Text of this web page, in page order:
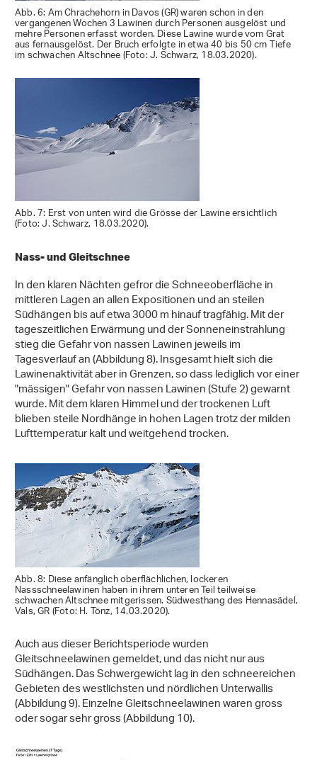
Abb. 6: Am Chrachehorn in Davos (GR) waren schon in den
vergangenen Wochen 3 Lawinen durch Personen ausgelöst und
mehre Personen erfasst worden. Diese Lawine wurde vom Grat
aus fernausgelöst. Der Bruch erfolgte in etwa 40 bis 50 cm Tiefe
im schwachen Altschnee (Foto: J. Schwarz, 18.03.2020).
Abb. 7: Erst von unten wird die Grösse der Lawine ersichtlich
(Foto: J. Schwarz, 18.03.2020).
Nass- und Gleitschnee
In den klaren Nächten gefror die Schneeoberfläche in
mittleren Lagen an allen Expositionen und an steilen
Südhängen bis auf etwa 3000 m hinauf tragfähig. Mit der
tageszeitlichen Erwärmung und der Sonneneinstrahlung
stieg die Gefahr von nassen Lawinen jeweils im
Tagesverlauf an (Abbildung 8). Insgesamt hielt sich die
Lawinenaktivität aber in Grenzen, so dass lediglich vor einer
"mässigen" Gefahr von nassen Lawinen (Stufe 2) gewarnt
wurde. Mit dem klaren Himmel und der trockenen Luft
blieben steile Nordhänge in hohen Lagen trotz der milden
Lufttemperatur kalt und weitgehend trocken.
Abb. 8: Diese anfänglich oberflächlichen, lockeren
Nassschneelawinen haben in ihrem unteren Teil teilweise
schwachen Altschnee mitgerissen. Südwesthang des Hennasädel,
Vals, GR (Foto: H. Tönz, 14.03.2020).
Auch aus dieser Berichtsperiode wurden
Gleitschneelawinen gemeldet, und das nicht nur aus
Südhängen. Das Schwergewicht lag in den schneereichen
Gebieten des westlichsten und nördlichen Unterwallis
(Abbildung 9). Einzelne Gleitschneelawinen waren gross
oder sogar sehr gross (Abbildung 10).